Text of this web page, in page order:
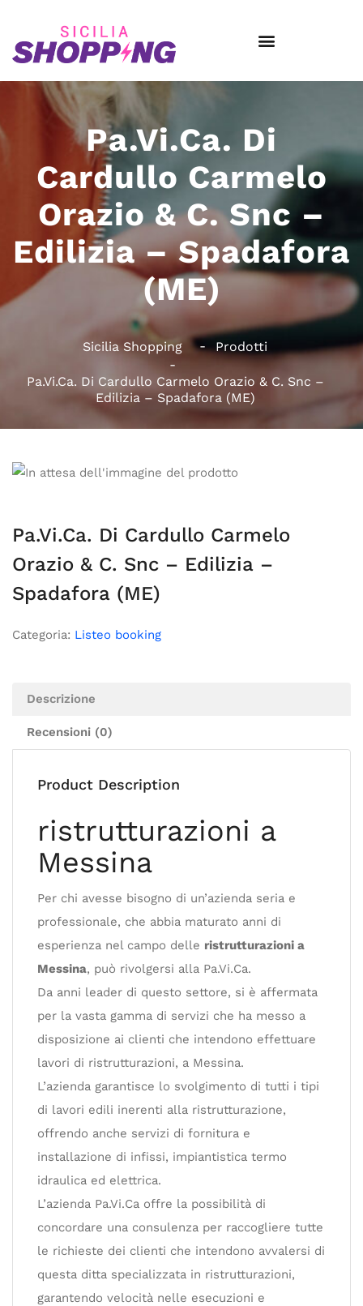
Pa.Vi.Ca. Di
Cardullo Carmelo
Orazio & C. Snc –
Edilizia – Spadafora
(ME)
Sicilia Shopping Prodotti
Pa.Vi.Ca. Di Cardullo Carmelo Orazio & C. Snc –
Edilizia – Spadafora (ME)
Pa.Vi.Ca. Di Cardullo Carmelo
Orazio & C. Snc – Edilizia –
Spadafora (ME)
Categoria: Listeo booking
Descrizione
Recensioni (0)
Product Description
ristrutturazioni a
Messina
Per chi avesse bisogno di un’azienda seria e
professionale, che abbia maturato anni di
esperienza nel campo delle ristrutturazioni a
Messina, può rivolgersi alla Pa.Vi.Ca.
Da anni leader di questo settore, si è affermata
per la vasta gamma di servizi che ha messo a
disposizione ai clienti che intendono effettuare
lavori di ristrutturazioni, a Messina.
L’azienda garantisce lo svolgimento di tutti i tipi
di lavori edili inerenti alla ristrutturazione,
offrendo anche servizi di fornitura e
installazione di infissi, impiantistica termo
idraulica ed elettrica.
L’azienda Pa.Vi.Ca offre la possibilità di
concordare una consulenza per raccogliere tutte
le richieste dei clienti che intendono avvalersi di
questa ditta specializzata in ristrutturazioni,
garantendo velocità nelle esecuzioni e